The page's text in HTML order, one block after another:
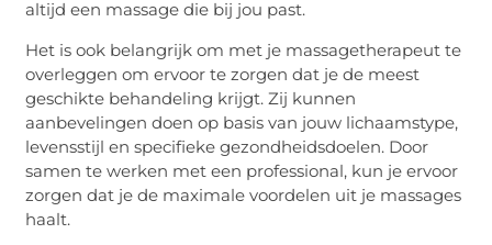
altijd een massage die bij jou past.
Het is ook belangrijk om met je massagetherapeut te
overleggen om ervoor te zorgen dat je de meest
geschikte behandeling krijgt. Zij kunnen
aanbevelingen doen op basis van jouw lichaamstype,
levensstijl en specifieke gezondheidsdoelen. Door
samen te werken met een professional, kun je ervoor
zorgen dat je de maximale voordelen uit je massages
haalt.